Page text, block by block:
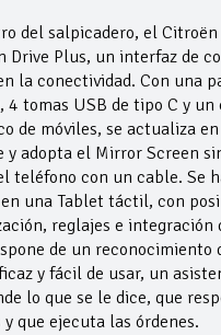
del salpicadero, el
Drive Plus, un interfaz de
la conectividad. Con una
4 tomas USB de tipo C y
de móviles, se actualiza
y adopta el Mirror Screen
teléfono con un cable. Se
una Tablet táctil, con
reglajes e integración
de un reconocimiento
y fácil de usar, un
lo que se le dice, que
que ejecuta las órdenes.